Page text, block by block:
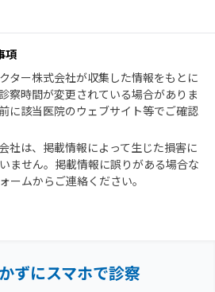
項
ター株式会社が収集した情報をもとに
察時間が変更されている場合がありま
に該当医院のウェブサイト等でご確認
社は、掲載情報によって生じた損害に
ません。掲載情報に誤りがある場合な
ームからご連絡ください。
ずにスマホで診察